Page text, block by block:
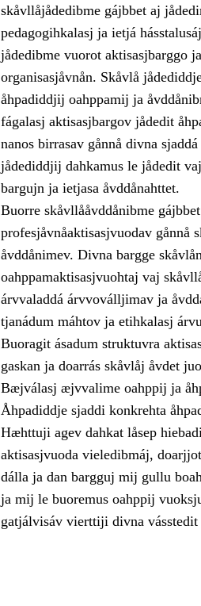
skåvllåjådedibme gájbbet aj
pedagogihkalasj ja ietjá
jådedibme vuorot aktisasjbarggo
organisasjåvnån. Skåvlå
åhpadiddjij oahppamij ja
fágalasj aktisasjbargov jådedit
nanos birrasav gånnå divna
jådediddjij dahkamus le jådedit
bargujn ja ietjasa åvddånahttet.
Buorre skåvllååvddånibme
profesjåvnåaktisasjvuodav gånnå
åvddånimev. Divna bargge
oahppamaktisasjvuohtaj vaj
árvvaladdá árvvoválljimav ja
tjanádum máhtov ja etihkalasj
Buoragit ásadum struktuvra
gaskan ja doarrás skåvlåj åvdet
Bæjválasj æjvvalime oahppij ja
Åhpadiddje sjaddi konkrehta
Hæhttuji agev dahkat låsep
aktisasjvuoda vieledibmáj,
dálla ja dan bargguj mij gullu
ja mij le buoremus oahppij
gatjálvisáv vierttiji divna